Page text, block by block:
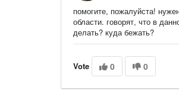
помогите, пожалуйста!
области. говорят, что в
делать? куда бежать?
Vote 0 0